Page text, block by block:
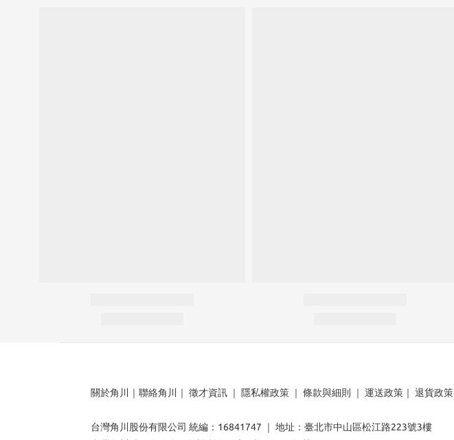
關於角川 ｜ 聯絡角川 ｜ 徵才資訊 ｜ 隱私權政策 ｜ 條款與細則 ｜ 運送政策 ｜ 退貨政策
台灣角川股份有限公司 統編：16841747 ｜ 地址：臺北市中山區松江路223號3樓